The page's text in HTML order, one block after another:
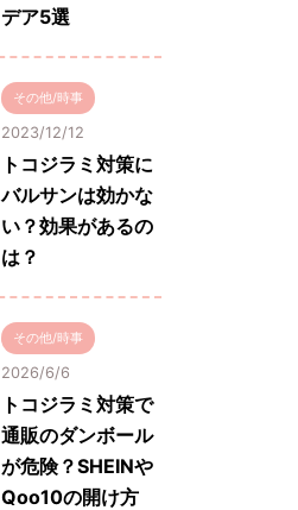
デア5選
その他/時事
2023/12/12
トコジラミ対策に
バルサンは効かな
い？効果があるの
は？
その他/時事
2026/6/6
トコジラミ対策で
通販のダンボール
が危険？SHEINや
Qoo10の開け方